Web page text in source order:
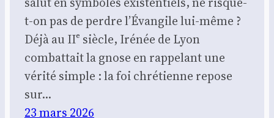
t-on pas de perdre l’Évangile lui-même ?
Déjà au IIᵉ siècle, Irénée de Lyon
combattait la gnose en rappelant une
vérité simple : la foi chrétienne repose
sur…
23 mars 2026